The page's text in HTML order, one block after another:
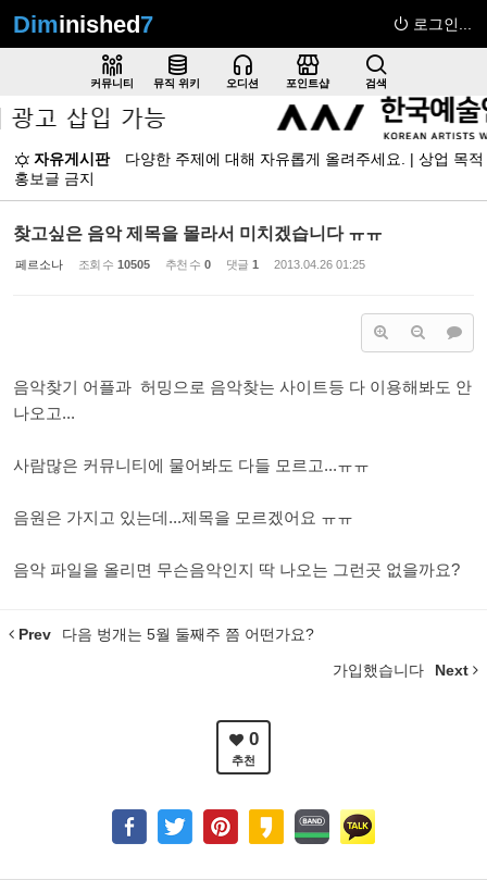
Diminished7 로그인...
커뮤니티 뮤직 위키 오디션 포인트샵 검색
자유게시판
다양한 주제에 대해 자유롭게 올려주세요. | 상업 목적
홍보글 금지
찾고싶은 음악 제목을 몰라서 미치겠습니다 ㅠㅠ
페르소나 조회 수 10505 추천 수 0 댓글 1 2013.04.26 01:25
음악찾기 어플과 허밍으로 음악찾는 사이트등 다 이용해봐도 안
나오고...
사람많은 커뮤니티에 물어봐도 다들 모르고...ㅠㅠ
음원은 가지고 있는데...제목을 모르겠어요 ㅠㅠ
음악 파일을 올리면 무슨음악인지 딱 나오는 그런곳 없을까요?
Prev 다음 벙개는 5월 둘째주 쯤 어떤가요?
가입했습니다 Next
0
추천
Sketchbook5, 스케치북5
Sketchbook5, 스케치북5